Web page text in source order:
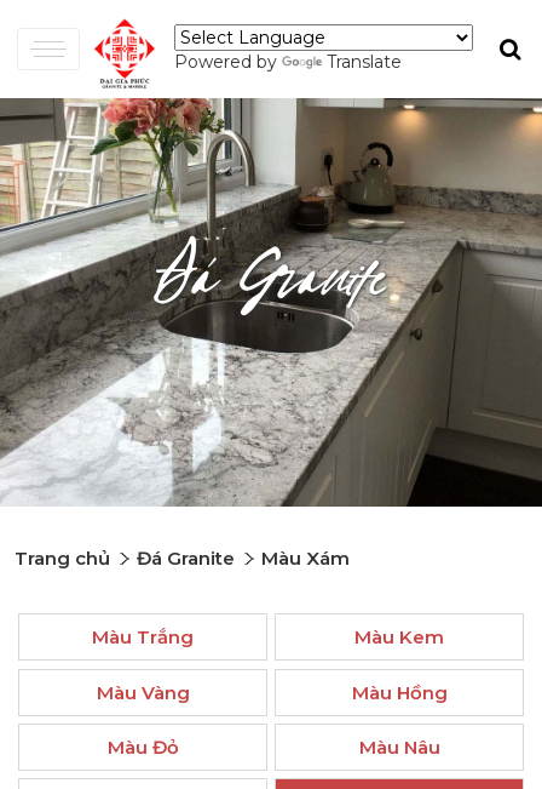
Powered by Translate
Đá Granite
Trang chủ Đá Granite Màu Xám
Màu Trắng Màu Kem
Màu Vàng Màu Hồng
Màu Đỏ Màu Nâu